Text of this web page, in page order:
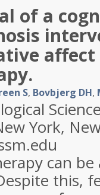
of a
S, Bovbjerg DH,
York,
can
this,